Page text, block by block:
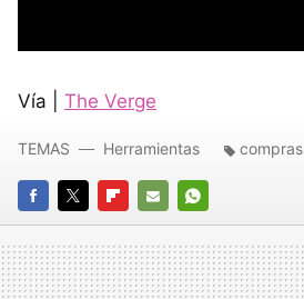
Vía | The Verge
FACEBOOK
TWITTERFLIPBOARD
E-
MAIL
WHATSAPP
TEMAS Herramientas compras